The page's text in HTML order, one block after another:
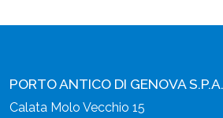
PORTO ANTICO DI GENOVA S.P.A.
Calata Molo Vecchio 15